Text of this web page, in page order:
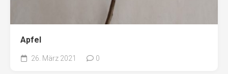
Apfel
26. März 2021 0